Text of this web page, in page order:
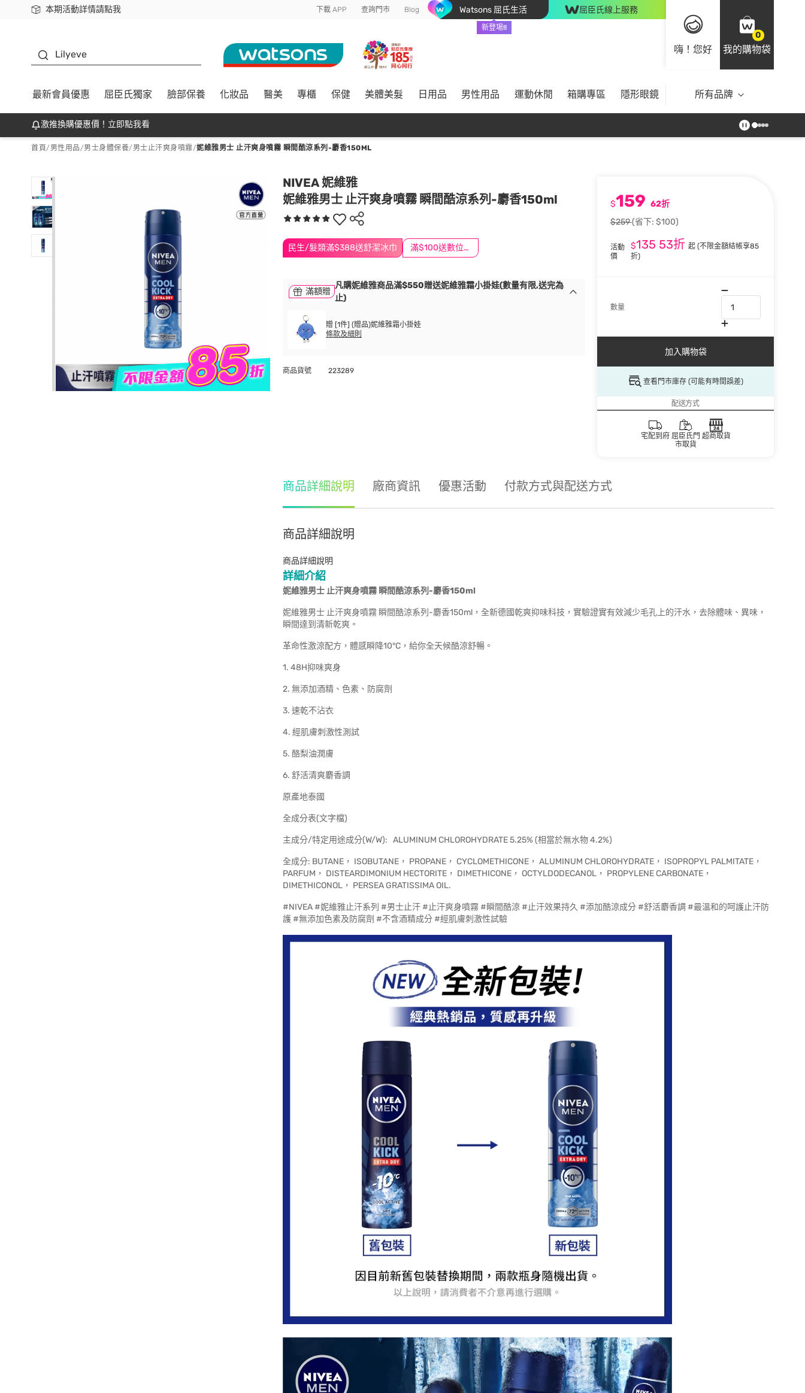
本期活動詳情請點我
下載app最高回饋$350 下載 APP 查詢門市 Blog Watsons 屈氏生活
新登場!!
屈臣氏線上服務
嗨！您好
0
我的購物袋
Lilyeve
最新會員優惠 屈臣氏獨家 臉部保養 化妝品 醫美 專櫃 保健 美體美髮 日用品 男性用品 運動休閒 箱購專區 隱形眼鏡 所有品牌
激推換購優惠價！立即點我看
首頁/ 男性用品/男士身體保養/ 男士止汗爽身噴霧/妮維雅男士 止汗爽身噴霧 瞬間酷涼系列-麝香150ML
NIVEA 妮維雅
妮維雅男士 止汗爽身噴霧 瞬間酷涼系列-麝香150ml
民生/髮類滿$388送舒潔冰巾 滿$100送數位印花
$159 62折
$259(省下: $100)
活動
價
$135 53折 起 (不限金額結帳享85
折)
數量
加入購物袋
查看門市庫存 (可能有時間誤差)
配送方式
宅配到府 屈臣氏門
市取貨
超商取貨
滿額贈
凡購妮維雅商品滿$550贈送妮維雅霜小掛娃(數量有限,送完為
止)
贈 [1件] (贈品)妮維雅霜小掛娃
條款及細則
商品貨號 223289
商品詳細說明 廠商資訊 優惠活動 付款方式與配送方式
商品詳細說明
商品詳細說明
詳細介紹
妮維雅男士止汗爽身噴霧 瞬間酷涼系列 -麝香150ml
妮維雅男士 止汗爽身噴霧 瞬間酷涼系列-麝香150ml，全新德國乾爽抑味科技，實驗證實有效減少毛孔上的汗水，去除體味、異味，
瞬間達到清新乾爽。
革命性激涼配方，體感瞬降10°C，給你全天候酷涼舒暢。
1. 48H抑味爽身
2. 無添加酒精、色素、防腐劑
3. 速乾不沾衣
4. 經肌膚刺激性測試
5. 酪梨油潤膚
6. 舒活清爽麝香調
原產地泰國
全成分表(文字檔)
主成分/特定用途成分(W/W): ALUMINUM CHLOROHYDRATE 5.25% (相當於無水物 4.2%)
全成分: BUTANE， ISOBUTANE， PROPANE， CYCLOMETHICONE， ALUMINUM CHLOROHYDRATE， ISOPROPYL PALMITATE，
PARFUM， DISTEARDIMONIUM HECTORITE， DIMETHICONE， OCTYLDODECANOL， PROPYLENE CARBONATE，
DIMETHICONOL， PERSEA GRATISSIMA OIL.
#NIVEA #妮維雅止汗系列 #男士止汗 #止汗爽身噴霧 #瞬間酷涼 #止汗效果持久 #添加酷涼成分 #舒活麝香調 #最溫和的呵護止汗防
護 #無添加色素及防腐劑 #不含酒精成分 #經肌膚刺激性試驗